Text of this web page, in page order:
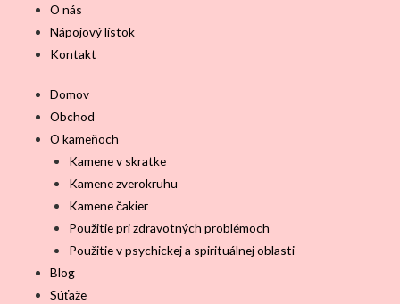
O nás
Nápojový lístok
Kontakt
Domov
Obchod
O kameňoch
Kamene v skratke
Kamene zverokruhu
Kamene čakier
Použitie pri zdravotných problémoch
Použitie v psychickej a spirituálnej oblasti
Blog
Súťaže